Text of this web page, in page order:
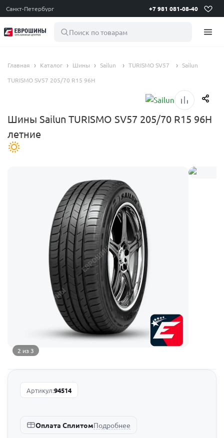
Санкт-Петербург +7 981 081-08-40
Поиск по товарам
Главная Каталог Шины Sailun TURISMO SV57
Sailun
TURISMO SV57 205/70 R15 96H
Шины Sailun TURISMO SV57 205/70 R15 96H
летние
2 из 3
Артикул:94514
Оплата СплитомПодробнее